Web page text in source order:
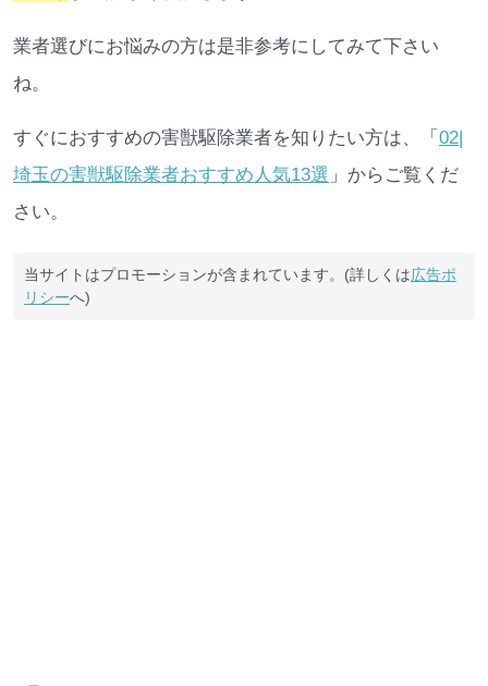
業者選びにお悩みの方は是非参考にしてみて下さい
ね。
すぐにおすすめの害獣駆除業者を知りたい方は、「 02|
埼玉の害獣駆除業者おすすめ人気13選 」からご覧くだ
さい。
当サイトはプロモーションが含まれています。(詳しくは広告ポ
リシーへ)